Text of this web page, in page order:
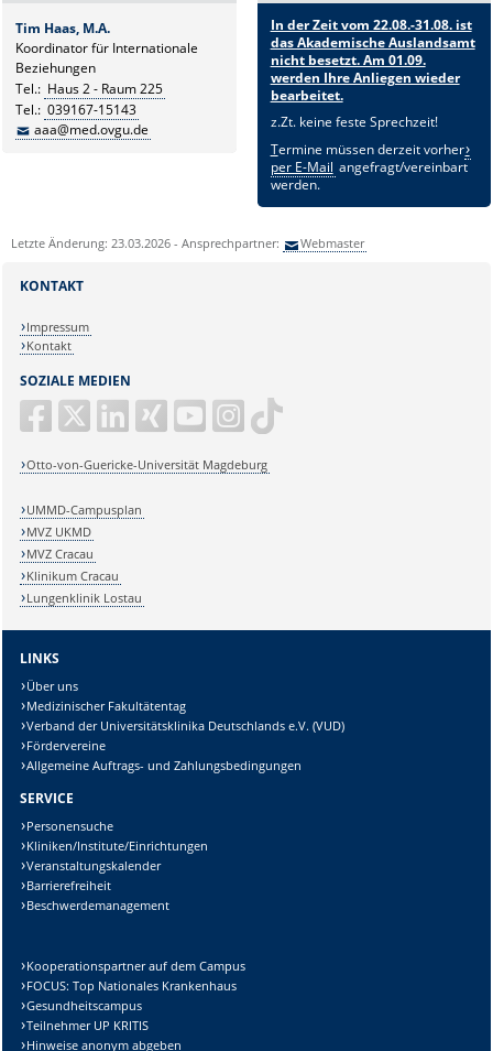
Tim Haas, M.A.
Koordinator für Internationale
Beziehungen
Tel.: Haus 2 - Raum 225
Tel.: 039167-15143
aaa@med.ovgu.de
In der Zeit vom 22.08.-31.08. ist
das Akademische Auslandsamt
nicht besetzt. Am 01.09.
werden Ihre Anliegen wieder
bearbeitet.
z.Zt. keine feste Sprechzeit!
Termine müssen derzeit vorher
per E-Mail angefragt/vereinbart
werden.
Letzte Änderung: 23.03.2026 - Ansprechpartner: Webmaster
SOZIALE MEDIEN
Otto-von-Guericke-Universität Magdeburg
KONTAKT
Impressum
Kontakt
UMMD-Campusplan
MVZ UKMD
MVZ Cracau
Klinikum Cracau
Lungenklinik Lostau
LINKS
Über uns
Medizinischer Fakultätentag
Verband der Universitätsklinika Deutschlands e.V. (VUD)
Fördervereine
Allgemeine Auftrags- und Zahlungsbedingungen
SERVICE
Personensuche
Kliniken/Institute/Einrichtungen
Veranstaltungskalender
Barrierefreiheit
Beschwerdemanagement
Kooperationspartner auf dem Campus
FOCUS: Top Nationales Krankenhaus
Gesundheitscampus
Teilnehmer UP KRITIS
Hinweise anonym abgeben